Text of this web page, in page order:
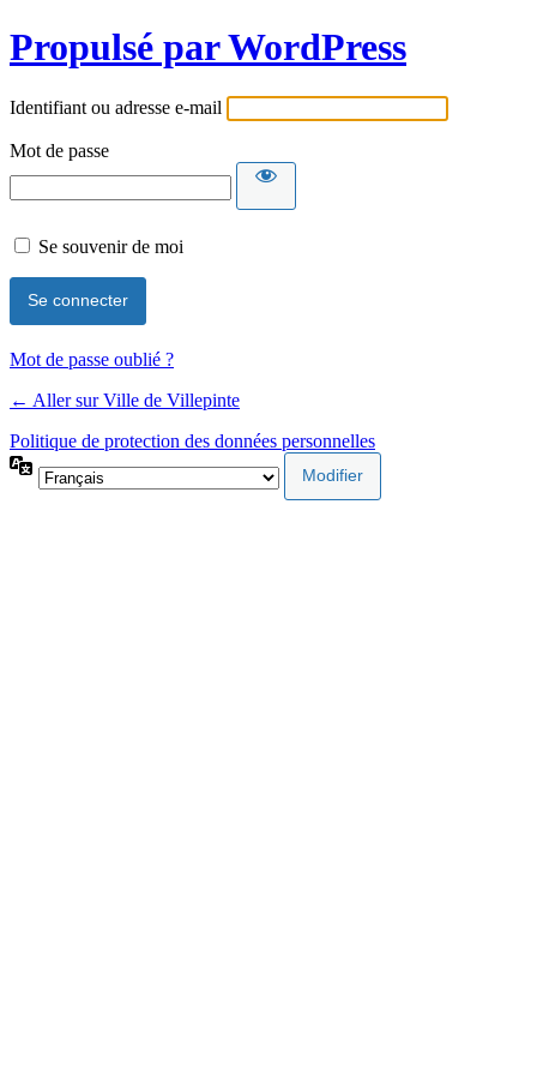
Propulsé par WordPress
Identifiant ou adresse e-mail
Mot de passe
Se souvenir de moi
Mot de passe oublié ?
← Aller sur Ville de Villepinte
Politique de protection des données personnelles